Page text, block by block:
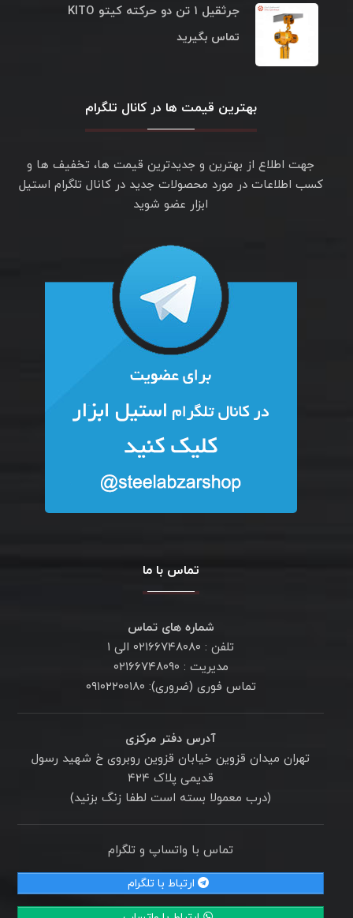
جرثقیل ۱ تن دو حرکته کیتو KITO
تماس بگیرید
بهترین قیمت ها در کانال تلگرام
جهت اطلاع از بهترین و جدیدترین قیمت ها، تخفیف ها و
کسب اطلاعات در مورد محصولات جدید در کانال تلگرام استیل
ابزار عضو شوید
تماس با ما
شماره های تماس
تلفن : ۰۲۱۶۶۷۴۸۰۸۰ الی ۱
مدیریت : ۰۲۱۶۶۷۴۸۰۹۰
تماس فوری (ضروری): ۰۹۱۰۲۲۰۰۱۸۰
آدرس دفتر مرکزی
تهران میدان قزوین خیابان قزوین روبروی خ شهید رسول
قدیمی پلاک ۴۲۴
(درب معمولا بسته است لطفا زنگ بزنید)
تماس با واتساپ و تلگرام
ارتباط با تلگرام